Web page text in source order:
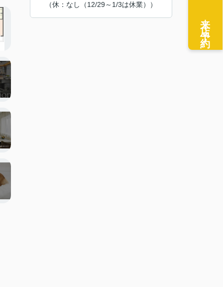
（休：なし（12/29～1/3は休業））
来店予約